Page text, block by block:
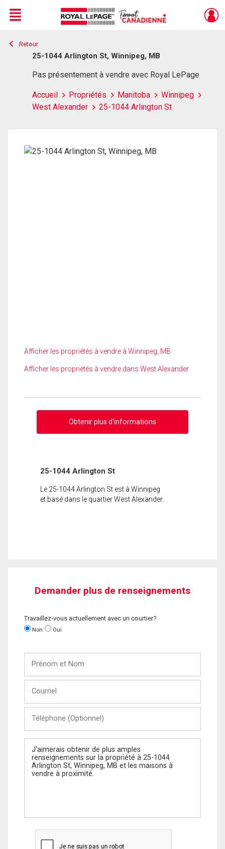
Live
En Direct
Menu
Retour
25-1044 Arlington St, Winnipeg, MB
Pas présentement à vendre avec Royal LePage
Accueil Propriétés Manitoba
Winnipeg
West Alexander
25-1044 Arlington St
Afficher les propriétés à vendre à Winnipeg, MB
Afficher les propriétés à vendre dans West Alexander
Obtenir plus d'informations
25-1044 Arlington St
Le 25-1044 Arlington St est à Winnipeg
et basé dans le quartier West Alexander.
Demander plus de renseignements
Travaillez-vous actuellement avec un courtier?
Non Oui
Nom
(Optionnel)
Message